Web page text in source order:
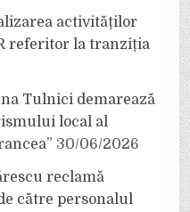
activităților
referitor la tranziția
Tulnici demarează
local al
30/06/2026
reclamă
către personalul